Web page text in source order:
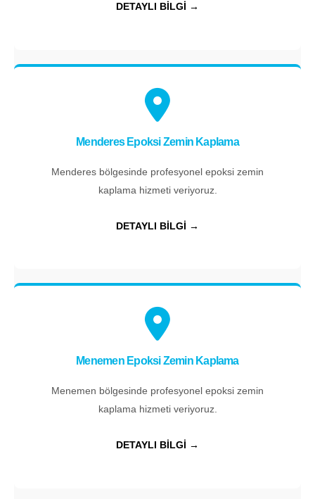
DETAYLI BİLGİ →
Menderes Epoksi Zemin Kaplama
Menderes bölgesinde profesyonel epoksi zemin
kaplama hizmeti veriyoruz.
DETAYLI BİLGİ →
Menemen Epoksi Zemin Kaplama
Menemen bölgesinde profesyonel epoksi zemin
kaplama hizmeti veriyoruz.
DETAYLI BİLGİ →